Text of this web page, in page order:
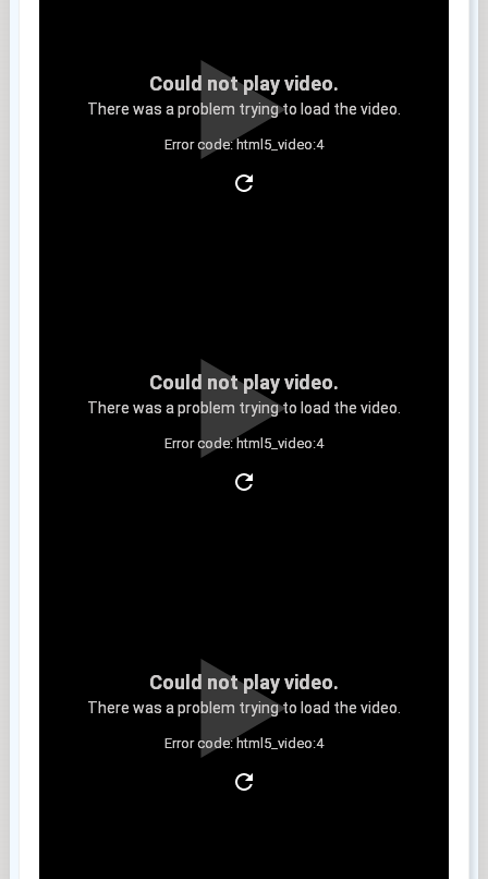
Could not play video.
There was a problem trying to load the video.
Error code: html5_video:4
Could not play video.
There was a problem trying to load the video.
Error code: html5_video:4
Could not play video.
There was a problem trying to load the video.
Error code: html5_video:4